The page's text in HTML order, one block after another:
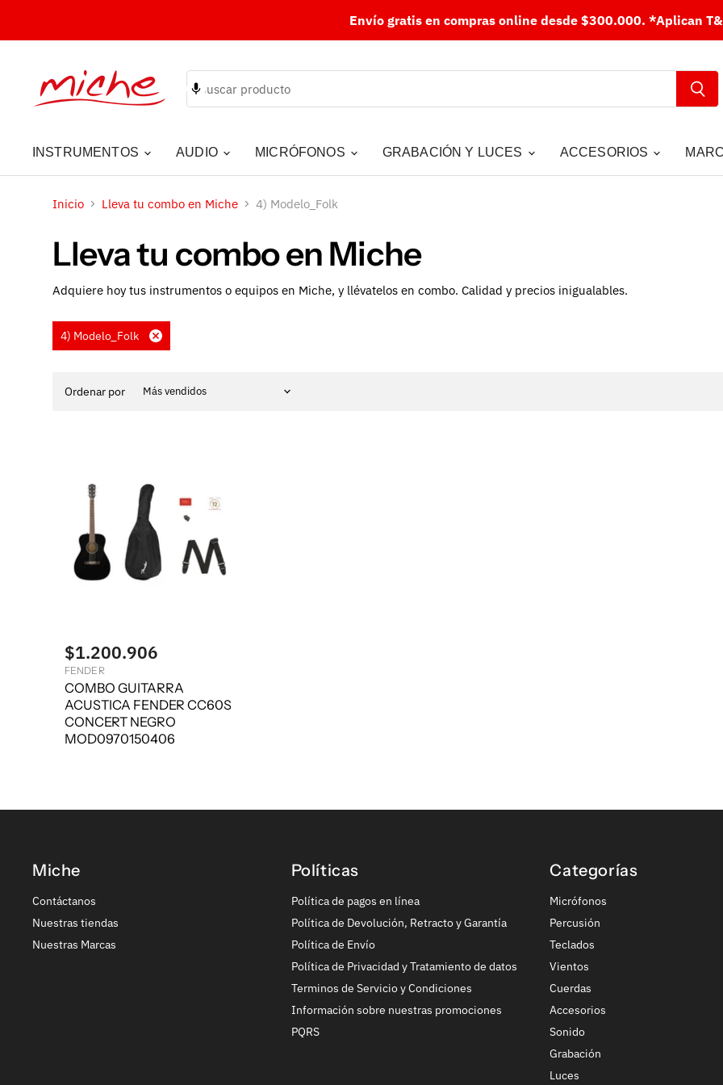
Envío gratis en compras online desde $300.000. *Aplican
INSTRUMENTOS AUDIO MICRÓFONOS GRABACIÓN Y LUCES ACCESORIOS
Inicio Lleva tu combo en Miche 4) Modelo_Folk
Lleva tu combo en Miche
Adquiere hoy tus instrumentos o equipos en Miche, y llévatelos en combo. Calidad y precios inigualables.
4) Modelo_Folk
Eliminar
Ordenar por
$1.200.906
FENDER
COMBO GUITARRA
ACUSTICA FENDER CC60S
CONCERT NEGRO
MOD0970150406
Miche
Contáctanos
Nuestras tiendas
Nuestras Marcas
Políticas
Política de pagos en línea
Política de Devolución, Retracto y Garantía
Política de Envío
Política de Privacidad y Tratamiento de datos
Terminos de Servicio y Condiciones
Información sobre nuestras promociones
PQRS
Categorías
Micrófonos
Percusión
Teclados
Vientos
Cuerdas
Accesorios
Sonido
Grabación
Luces